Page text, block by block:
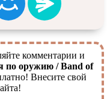
комментарии и
по оружию / Band of
Внесите свой